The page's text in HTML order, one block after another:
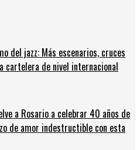
del jazz: Más escenarios, cruces
cartelera de nivel internacional
a Rosario a celebrar 40 años de
de amor indestructible con esta